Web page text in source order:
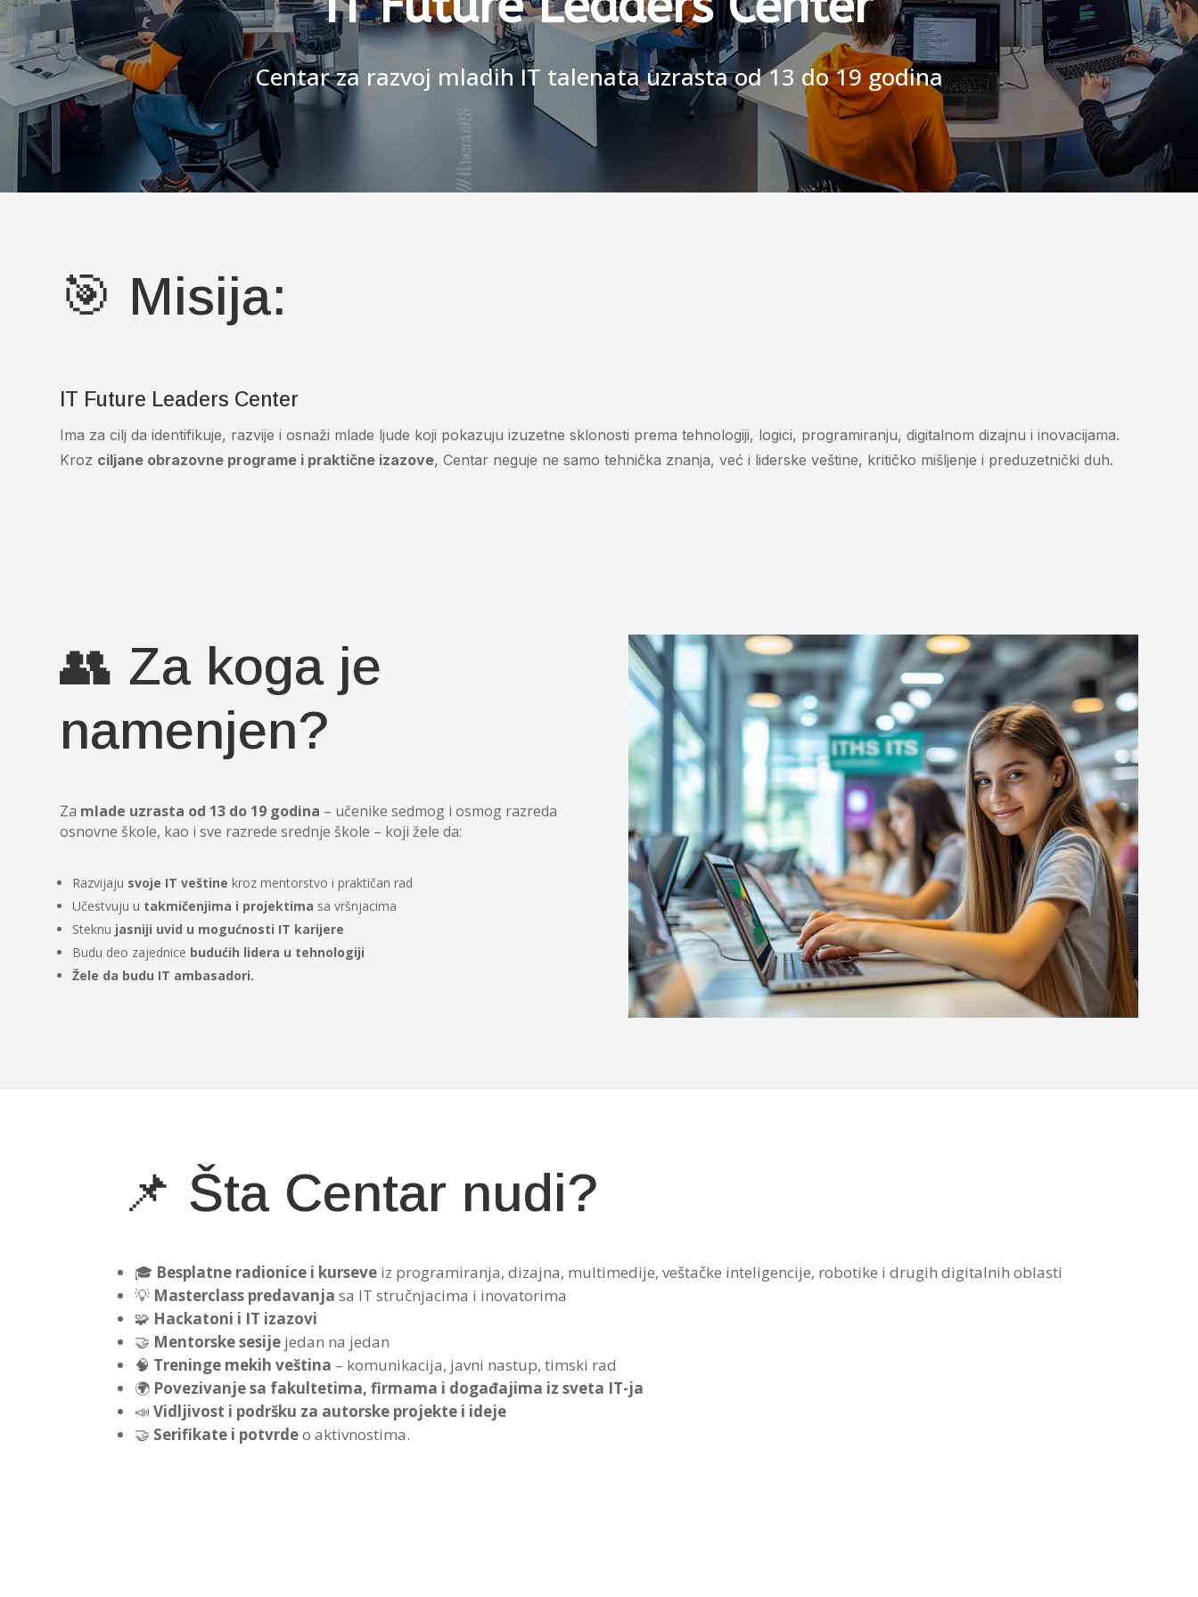
Centar za razvoj mladih IT talenata uzrasta od 13 do 19 godina
🎯 Misija:
IT Future Leaders Center
Ima za cilj da identifikuje, razvije i osnaži mlade ljude koji pokazuju izuzetne sklonosti prema tehnologiji, logici, programiranju, digitalnom dizajnu i inovacijama.
Kroz ciljane obrazovne programe i praktične izazove, Centar neguje ne samo tehnička znanja, već i liderske veštine, kritičko mišljenje i preduzetnički duh.
👥 Za koga je
namenjen?
Za mlade uzrasta od 13 do 19 godina – učenike sedmog i osmog razreda
osnovne škole, kao i sve razrede srednje škole – koji žele da:
Razvijaju svoje IT veštine kroz mentorstvo i praktičan rad
Učestvuju u takmičenjima i projektima sa vršnjacima
Steknu jasniji uvid u mogućnosti IT karijere
Budu deo zajednice budućih lidera u tehnologiji
Žele da budu IT ambasadori.
📌 Šta Centar nudi?
🎓 Besplatne radionice i kurseve iz programiranja, dizajna, multimedije, veštačke inteligencije, robotike i drugih digitalnih oblasti
💡 Masterclass predavanja sa IT stručnjacima i inovatorima
🧩 Hackatoni i IT izazovi
🤝 Mentorske sesije jedan na jedan
🧠 Treninge mekih veština – komunikacija, javni nastup, timski rad
🌍 Povezivanje sa fakultetima, firmama i događajima iz sveta IT-ja
📣Vidljivost i podršku za autorske projekte i ideje
🤝 Serifikate i potvrdeo aktivnostima.